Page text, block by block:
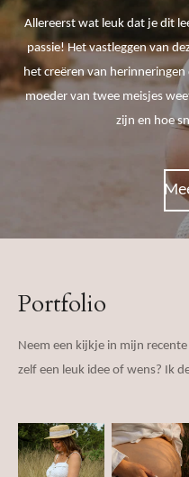
Allereerst wat leuk dat je dit
passie! Het vastleggen van
het creëren van
moeder van twee meisjes
zijn en hoe
Portfolio
Neem een kijkje in mijn
zelf een leuk idee of wens? Ik